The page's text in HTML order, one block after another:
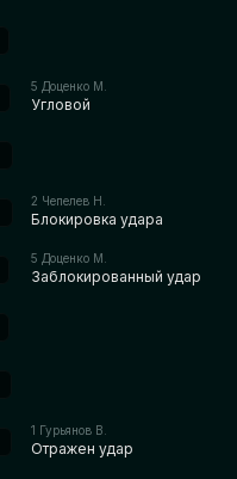
5 Доценко М.
Угловой
2 Чепелев Н.
Блокировка удара
5 Доценко М.
Заблокированный удар
1 Гурьянов В.
Отражен удар